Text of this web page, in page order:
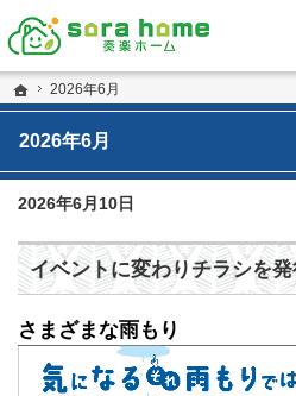
ホーム
2026年6月
2026年6月
静岡・沼津市の新築・注文住宅・新築戸建
sora home 奏楽ホーム‐静岡・沼津市の新築
2026年6月10日
イベントに変わりチラシを
さまざまな雨もり